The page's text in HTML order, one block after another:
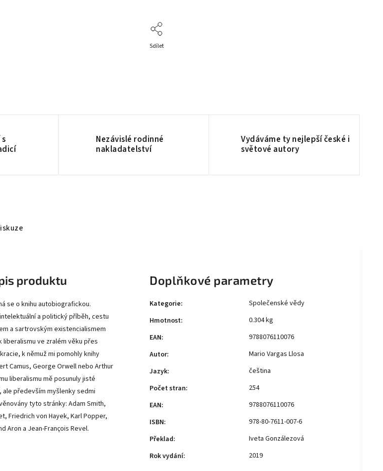
Sdílet
Nezávislé rodinné
nakladatelství
Vydáváme ty nejlepší české i
světové autory
produktu
se o knihu autobiografickou.
a politický příběh, cestu
a sartrovským existencialismem
liberalismu ve zralém věku přes
k němuž mi pomohly knihy
Camus, George Orwell nebo Arthur
liberalismu mě posunuly jisté
především myšlenky sedmi
tyto stránky: Adam Smith,
Friedrich von Hayek, Karl Popper,
Aron a Jean-François Revel.
Doplňkové parametry
Kategorie:
Společenské vědy
Hmotnost:
0.304 kg
EAN:
9788076110076
Autor:
Mario Vargas Llosa
Jazyk:
čeština
Počet stran:
254
EAN:
9788076110076
ISBN:
978-80-7611-007-6
Překlad:
Iveta Gonzálezová
Rok vydání: 2019